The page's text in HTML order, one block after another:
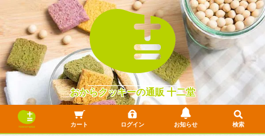
おからクッキーの通販 十二堂
カート ログイン お知らせ 検索